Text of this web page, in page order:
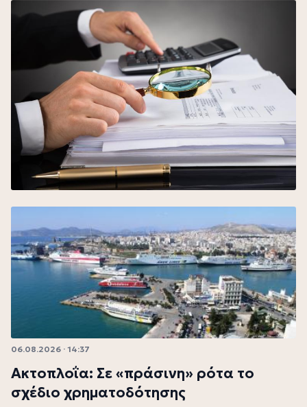
06.08.2026 · 14:37
Aκτοπλοΐα: Σε «πράσινη» ρότα το
σχέδιο χρηματοδότησης